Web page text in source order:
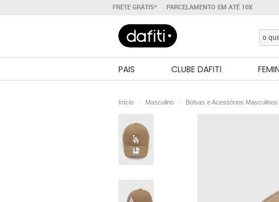
FRETE GRÁTIS* PARCELAMENTO EM ATÉ 10X
PAIS CLUBE DAFITI
Início Masculino Bolsas e Acessórios Masculinos